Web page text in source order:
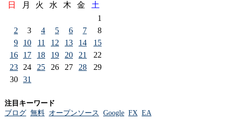
日
月 火 水 木 金
土
1
2
3 4 5 6 7
8
9
10 11 12 13 14
15
16
17 18 19 20 21
22
23
24 25 26 27 28
29
30 31
注目キーワード
ブログ 無料 オープンソース Google FX EA